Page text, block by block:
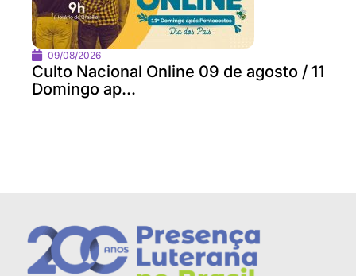
09/08/2026
Culto Nacional Online 09 de agosto / 11
Domingo ap...